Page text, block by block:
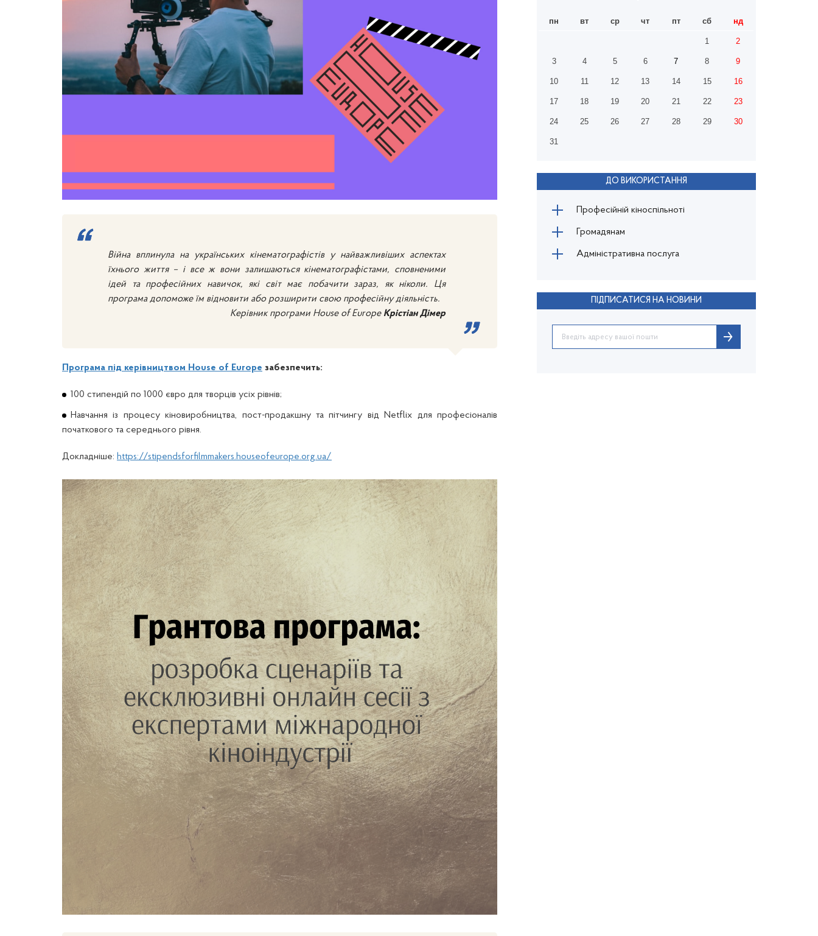
Війна вплинула на українських кінематографістів у найважливіших аспектах
їхнього життя – і все ж вони залишаються кінематографістами, сповненими
ідей та професійних навичок, які світ має побачити зараз, як ніколи. Ця
програма допоможе їм відновити або розширити свою професійну діяльність.
Керівник програми House of Europe Крістіан Дімер
Програма під керівництвом House of Europe забезпечить:
100 стипендій по 1000 євро для творців усіх рівнів;
Навчання із процесу кіновиробництва, пост-продакшну та пітчингу від Netflix для професіоналів
початкового та середнього рівня.
Докладніше: https://stipendsforfilmmakers.houseofeurope.org.ua/
пн вт ср чт пт сб нд
1 2
3 4 5 6 7 8 9
10 11 12 13 14 15 16
17 18 19 20 21 22 23
24 25 26 27 28 29 30
31
ДО ВИКОРИСТАННЯ
Професійній кіноспільноті
Громадянам
Адміністративна послуга
ПІДПИСАТИСЯ НА НОВИНИ